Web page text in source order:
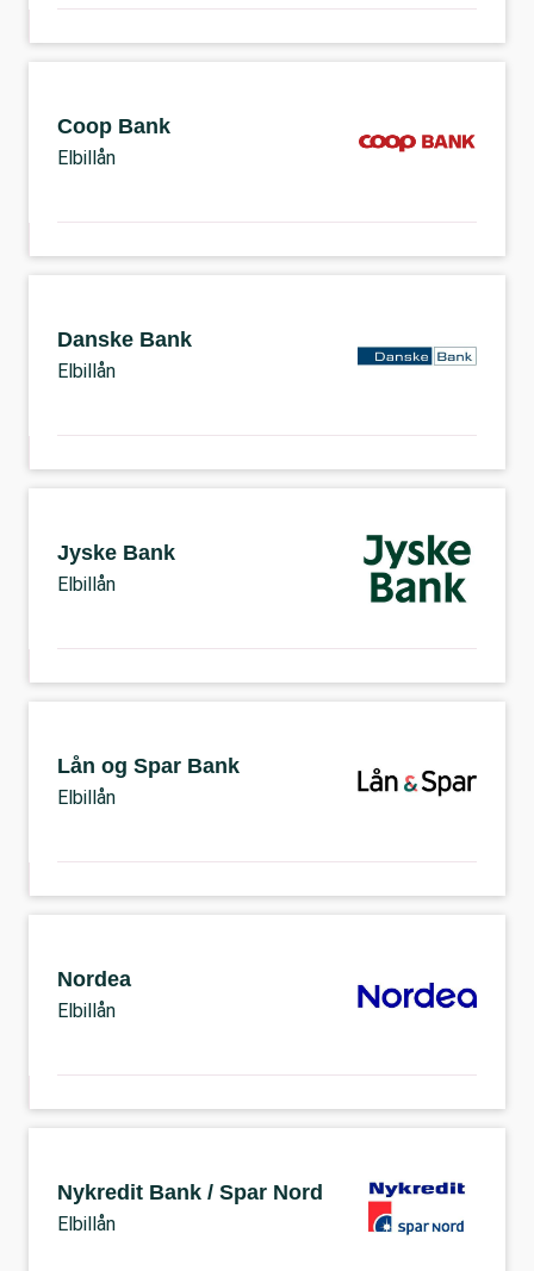
Coop Bank
Elbillån
Danske Bank
Elbillån
Jyske Bank
Elbillån
Lån og Spar Bank
Elbillån
Nordea
Elbillån
Nykredit Bank / Spar Nord
Elbillån